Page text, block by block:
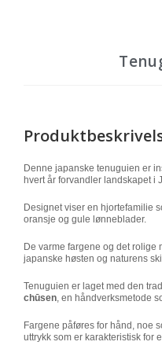
Denne japanske tenuguien er
hvert år forvandler landskapet i
Designet viser en hjortefamilie
oransje og gule lønneblader.
De varme fargene og det rolige
japanske høsten og naturens
Tenuguien er laget med den
chūsen, en håndverksmetode
Fargene påføres for hånd, noe
uttrykk som er karakteristisk for